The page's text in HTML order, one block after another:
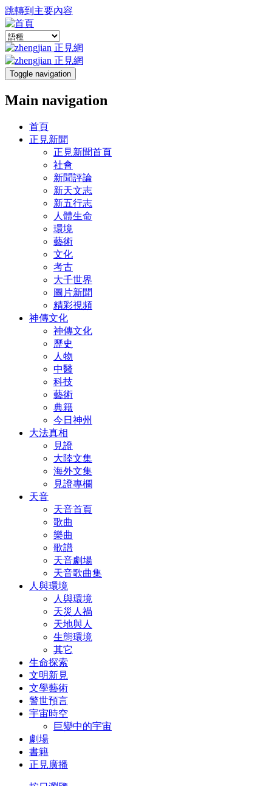
跳轉到主要內容
Toggle navigation
Main navigation
首頁
正見新聞
正見新聞首頁
社會
新聞評論
新天文志
新五行志
人體生命
環境
藝術
文化
考古
大千世界
圖片新聞
精彩視頻
神傳文化
神傳文化
歷史
人物
中醫
科技
藝術
典籍
今日神州
大法真相
見證
大陸文集
海外文集
見證專欄
天音
天音首頁
歌曲
樂曲
歌譜
天音劇場
天音歌曲集
人與環境
人與環境
天災人禍
天地與人
生態環境
其它
生命探索
文明新見
文學藝術
警世預言
宇宙時空
巨變中的宇宙
劇場
書籍
正見廣播